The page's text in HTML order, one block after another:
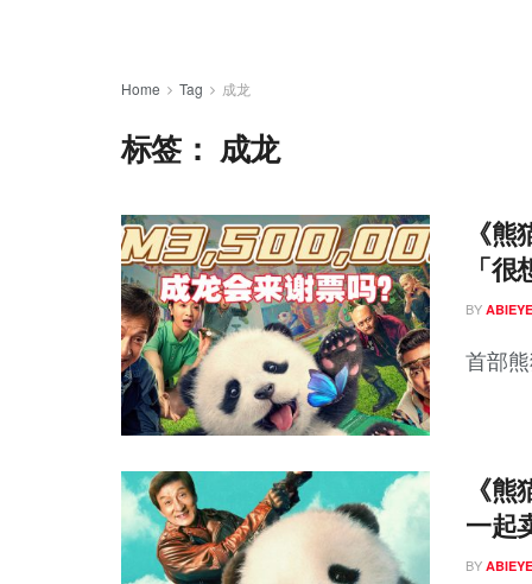
Home Tag 成龙
标签： 成龙
《
「
BY
首部
《
一起
BY